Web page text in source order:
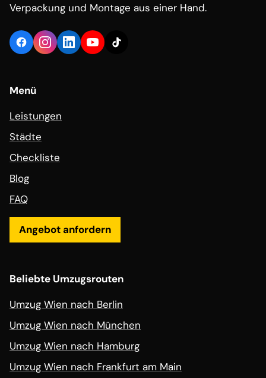
Verpackung und Montage aus einer Hand.
Menü
Leistungen
Städte
Checkliste
Blog
FAQ
Angebot anfordern
Beliebte Umzugsrouten
Umzug Wien nach Berlin
Umzug Wien nach München
Umzug Wien nach Hamburg
Umzug Wien nach Frankfurt am Main